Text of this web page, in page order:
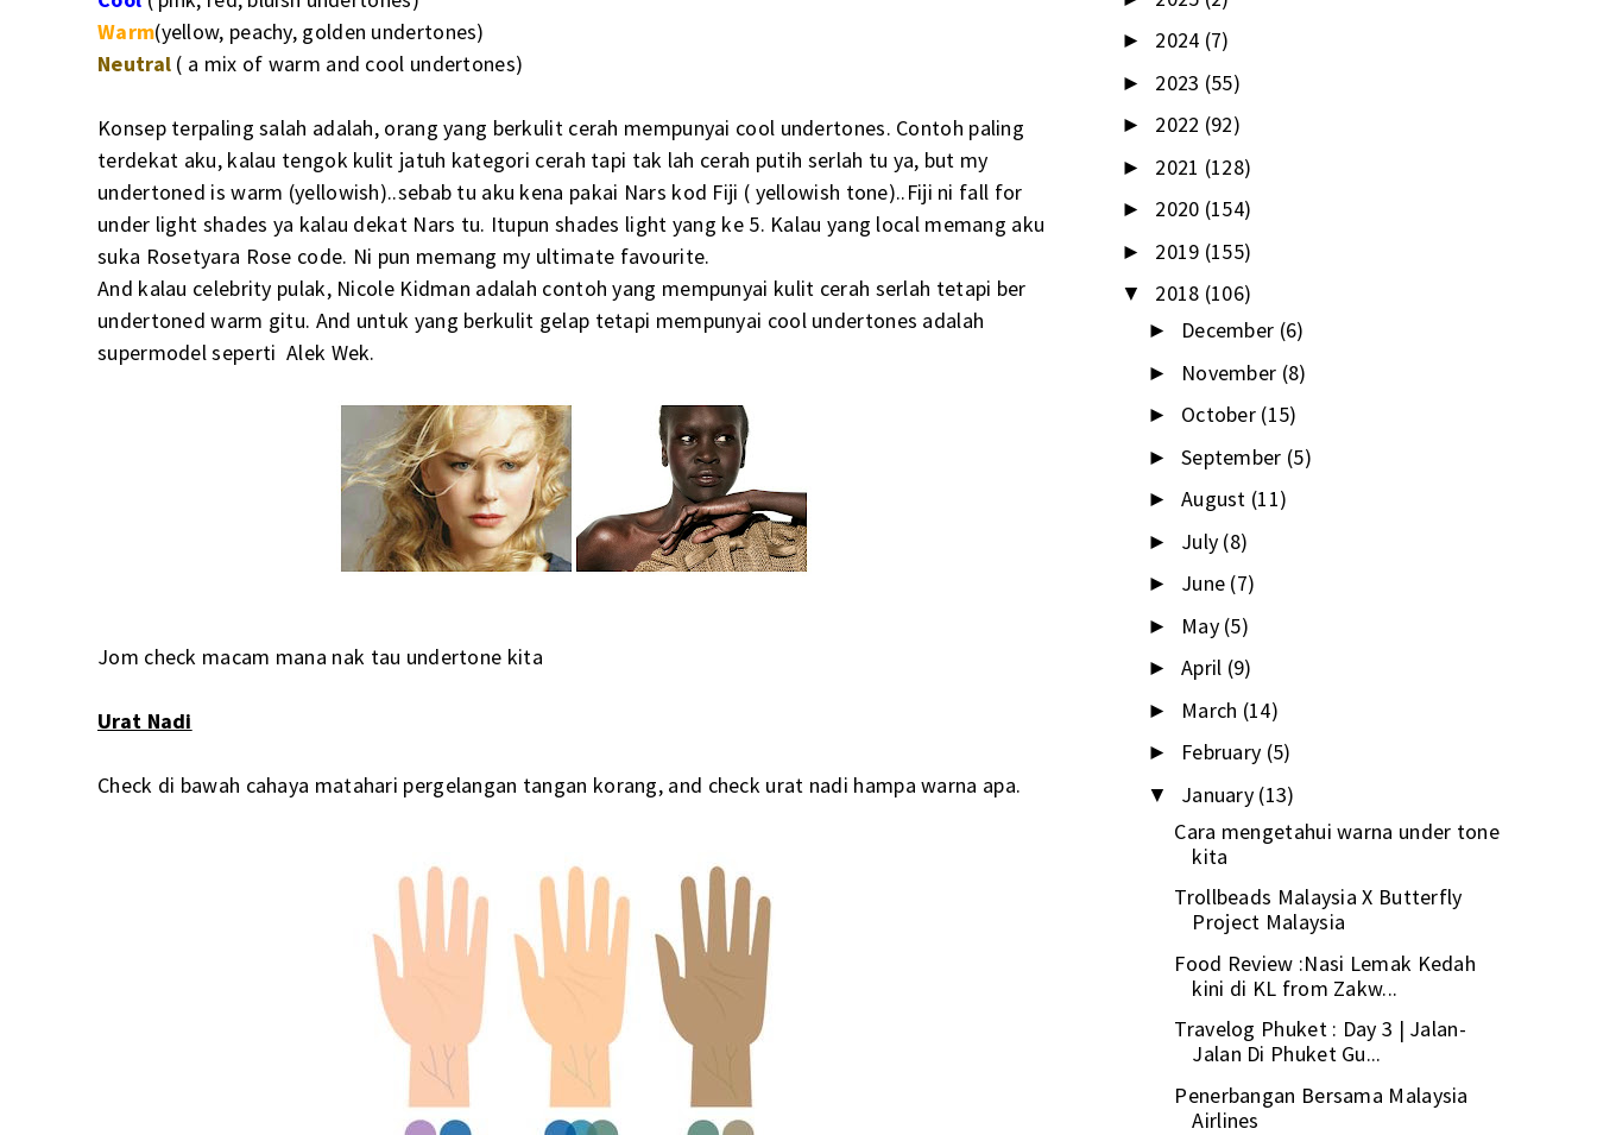
Warm(yellow, peachy, golden undertones)
Neutral ( a mix of warm and cool undertones)
Konsep terpaling salah adalah, orang yang berkulit cerah mempunyai cool undertones. Contoh paling
terdekat aku, kalau tengok kulit jatuh kategori cerah tapi tak lah cerah putih serlah tu ya, but my
undertoned is warm (yellowish)..sebab tu aku kena pakai Nars kod Fiji ( yellowish tone)..Fiji ni fall for
under light shades ya kalau dekat Nars tu. Itupun shades light yang ke 5. Kalau yang local memang aku
suka Rosetyara Rose code. Ni pun memang my ultimate favourite.
And kalau celebrity pulak, Nicole Kidman adalah contoh yang mempunyai kulit cerah serlah tetapi ber
undertoned warm gitu. And untuk yang berkulit gelap tetapi mempunyai cool undertones adalah
supermodel seperti Alek Wek.
Jom check macam mana nak tau undertone kita
Urat Nadi
Check di bawah cahaya matahari pergelangan tangan korang, and check urat nadi hampa warna apa.
► 2024 (7)
► 2023 (55)
► 2022 (92)
► 2021 (128)
► 2020 (154)
► 2019 (155)
▼ 2018 (106)
► December (6)
► November (8)
► October (15)
► September (5)
► August (11)
► July (8)
► June (7)
► May (5)
► April (9)
► March (14)
► February (5)
▼ January (13)
Cara mengetahui warna under tone
kita
Trollbeads Malaysia X Butterfly
Project Malaysia
Food Review :Nasi Lemak Kedah
kini di KL from Zakw...
Travelog Phuket : Day 3 | Jalan-
Jalan Di Phuket Gu...
Penerbangan Bersama Malaysia
Airlines